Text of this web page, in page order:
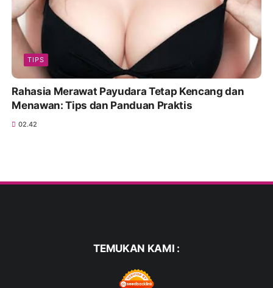
TIPS
Rahasia Merawat Payudara Tetap Kencang dan
Menawan: Tips dan Panduan Praktis
02.42
TEMUKAN KAMI :